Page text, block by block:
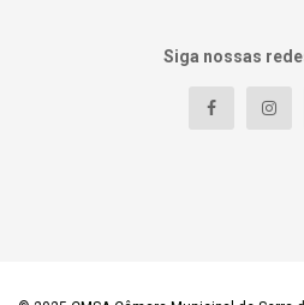
Siga nossas